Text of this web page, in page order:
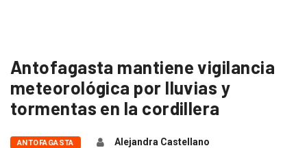
Antofagasta mantiene vigilancia
meteorológica por lluvias y
tormentas en la cordillera
ANTOFAGASTA
Alejandra Castellano